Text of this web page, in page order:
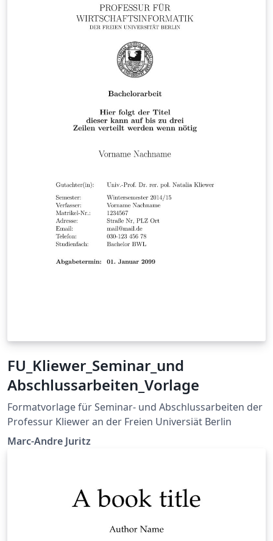
Unterordner "paper" händisch in das Dokument
eingebunden und im Inhaltsverzeichnis verlinkt.
FU_Kliewer_Seminar_und
Abschlussarbeiten_Vorlage
Formatvorlage für Seminar- und Abschlussarbeiten der
Professur Kliewer an der Freien Universiät Berlin
Marc-Andre Juritz